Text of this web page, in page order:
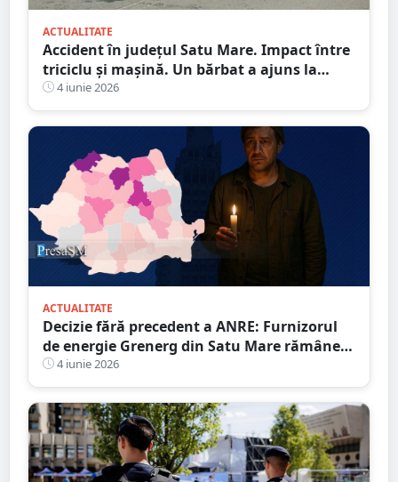
ACTUALITATE
Accident în județul Satu Mare. Impact între
triciclu și mașină. Un bărbat a ajuns la
spital
4 iunie 2026
ACTUALITATE
Decizie fără precedent a ANRE: Furnizorul
de energie Grenerg din Satu Mare rămâne
fără licență. Peste 22.500 de clienți ”în aer”
4 iunie 2026